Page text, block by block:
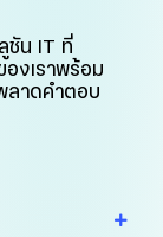
ชัน IT ที่
งเราพร้อม
ลาดคำตอบ